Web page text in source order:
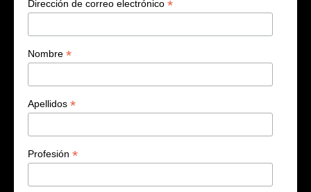
Dirección de correo electrónico *
Nombre *
Apellidos *
Profesión *